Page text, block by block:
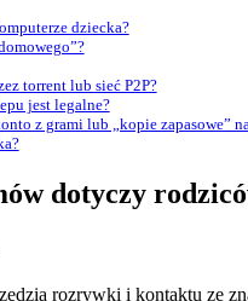
dziecka?
torrent lub sieć P2P?
jest legalne?
z grami lub „kopie zapasowe”
dotyczy
rozrywki i kontaktu ze